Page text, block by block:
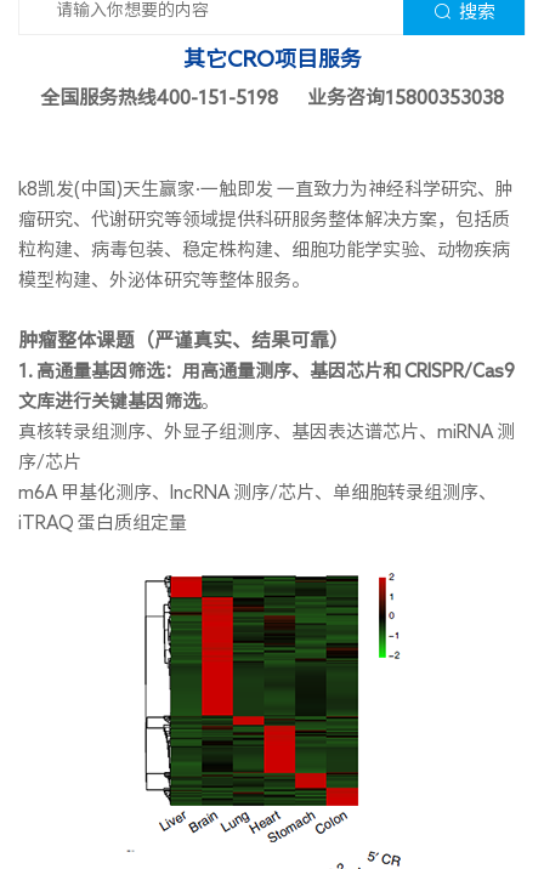
搜索
其它CRO项目服务
全国服务热线400-151-5198 业务咨询15800353038
k8凯发(中国)天生赢家·一触即发 一直致力为神经科学研究、肿
瘤研究、代谢研究等领域提供科研服务整体解决方案，包括质
粒构建、病毒包装、稳定株构建、细胞功能学实验、动物疾病
模型构建、外泌体研究等整体服务。
肿瘤整体课题（严谨真实、结果可靠）
1. 高通量基因筛选：用高通量测序、基因芯片和 CRISPR/Cas9
文库进行关键基因筛选。
真核转录组测序、外显子组测序、基因表达谱芯片、miRNA 测
序/芯片
m6A 甲基化测序、lncRNA 测序/芯片、单细胞转录组测序、
iTRAQ 蛋白质组定量